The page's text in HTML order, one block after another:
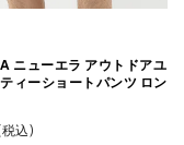
ニューエラ アウトドアユ
ィーショートパンツ ロン
税込